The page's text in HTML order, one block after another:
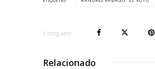
Compartir
Relacionado